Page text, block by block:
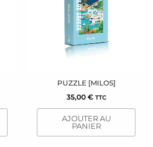
PUZZLE [MILOS]
35,00 € TTC
AJOUTER AU
PANIER